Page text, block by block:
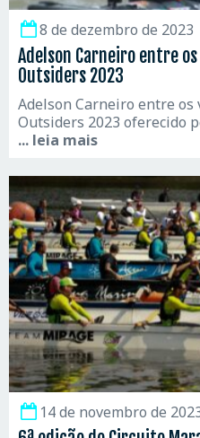
8 de dezembro de 2023
Adelson Carneiro entre
Outsiders 2023
Adelson Carneiro entre os
Outsiders 2023 oferecido
... leia mais
14 de novembro de